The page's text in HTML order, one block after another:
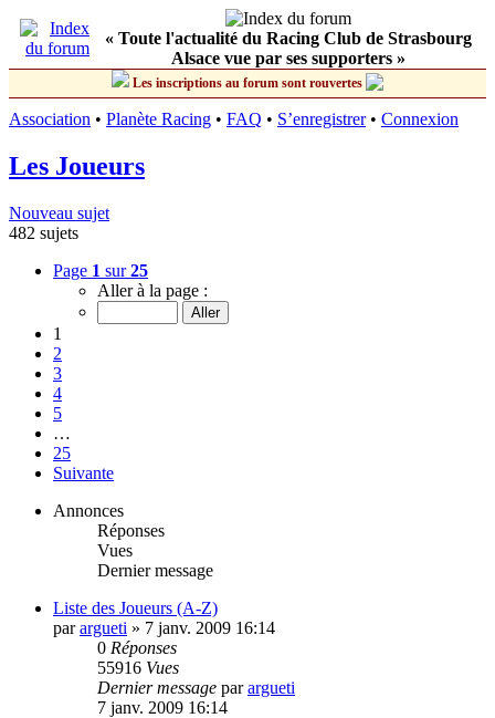
« Toute l'actualité du Racing Club de Strasbourg
Alsace vue par ses supporters »
Les inscriptions au forum sont rouvertes
Association • Planète Racing • FAQ • S’enregistrer• Connexion
Les Joueurs
Nouveau sujet
482 sujets
Page 1 sur25
Aller à la page :
1
2
3
4
5
…
25
Suivante
Annonces
Réponses
Vues
Dernier message
Liste des Joueurs (A-Z)
parargueti » 7 janv. 2009 16:14
0 Réponses
55916 Vues
Dernier message parargueti
7 janv. 2009 16:14